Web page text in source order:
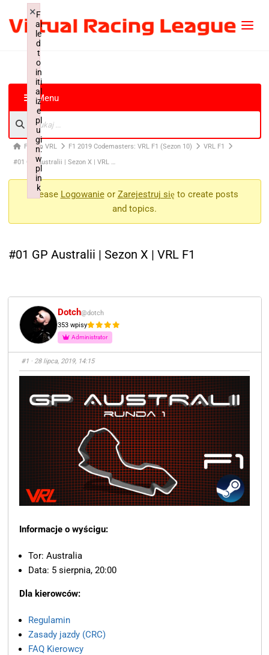
Menu
Forum VRL F1 2019 Codemasters: VRL F1 (Sezon 10)
VRL F1
#01 GP Australii | Sezon X | VRL …
Please Logowanieor Zarejestruj się to create posts
and topics.
#01 GP Australii | Sezon X | VRL F1
Dotch@dotch
353 wpisy
Administrator
#1 · 28 lipca, 2019, 14:15
Informacje o wyścigu:
Tor: Australia
Data: 5 sierpnia, 20:00
Dla kierowców:
Regulamin
Zasady jazdy (CRC)
FAQ Kierowcy
F
ai
le
d
t
o
in
iti
al
iz
e
pl
u
gi
n:
w
pl
in
k
×
Failed to initialize plugin: wplink